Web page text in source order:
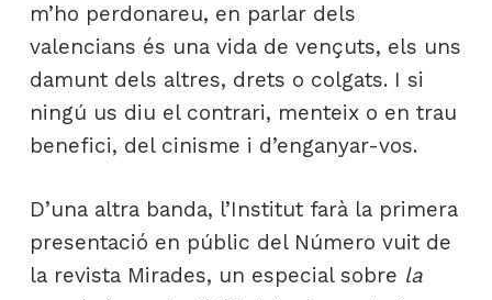
m’ho perdonareu, en parlar dels
valencians és una vida de vençuts, els uns
damunt dels altres, drets o colgats. I si
ningú us diu el contrari, menteix o en trau
benefici, del cinisme i d’enganyar-vos.
D’una altra banda, l’Institut farà la primera
presentació en públic del Número vuit de
la revista Mirades, un especial sobre la